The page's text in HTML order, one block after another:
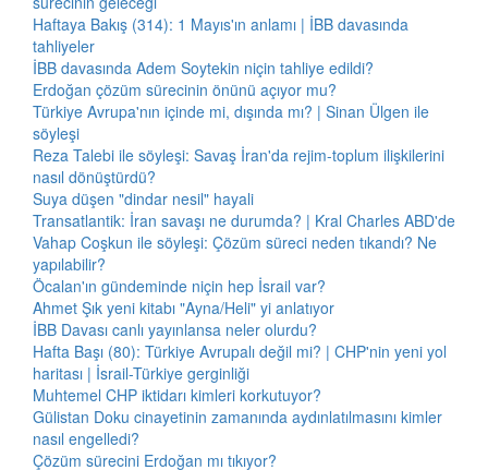
Haftaya Bakış (314): 1 Mayıs'ın anlamı | İBB davasında
tahliyeler
İBB davasında Adem Soytekin niçin tahliye edildi?
Erdoğan çözüm sürecinin önünü açıyor mu?
Türkiye Avrupa'nın içinde mi, dışında mı? | Sinan Ülgen ile
söyleşi
Reza Talebi ile söyleşi: Savaş İran'da rejim-toplum ilişkilerini
nasıl dönüştürdü?
Suya düşen "dindar nesil" hayali
Transatlantik: İran savaşı ne durumda? | Kral Charles ABD'de
Vahap Coşkun ile söyleşi: Çözüm süreci neden tıkandı? Ne
yapılabilir?
Öcalan'ın gündeminde niçin hep İsrail var?
Ahmet Şık yeni kitabı "Ayna/Heli" yi anlatıyor
İBB Davası canlı yayınlansa neler olurdu?
Hafta Başı (80): Türkiye Avrupalı değil mi? | CHP'nin yeni yol
haritası | İsrail-Türkiye gerginliği
Muhtemel CHP iktidarı kimleri korkutuyor?
Gülistan Doku cinayetinin zamanında aydınlatılmasını kimler
nasıl engelledi?
Çözüm sürecini Erdoğan mı tıkıyor?